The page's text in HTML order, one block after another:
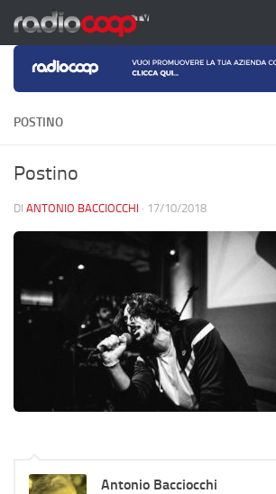
Salta al contenuto
POSTINO
Postino
DI ANTONIO BACCIOCCHI · 17/10/2018
Antonio Bacciocchi